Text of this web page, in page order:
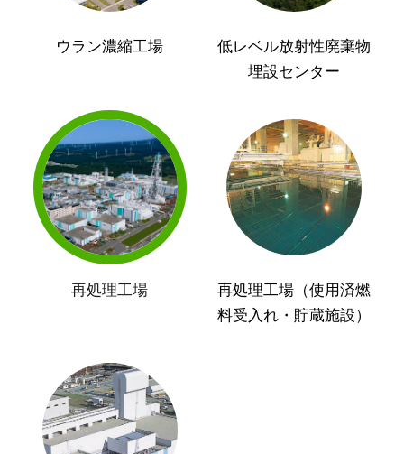
ウラン濃縮工場
低レベル放射性廃棄物
埋設センター
再処理工場
再処理工場（使用済燃
料受入れ・貯蔵施設）